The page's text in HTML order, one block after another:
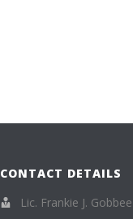
CONTACT DETAILS
Lic. Frankie J. Gobbee